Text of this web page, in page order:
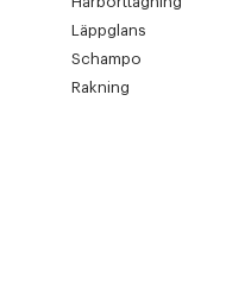
Läppglans
Schampo
Rakning